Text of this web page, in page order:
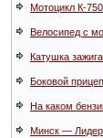
Мотоцикл К-750
Велосипед с
Катушка
Боковой
На каком
Минск — Лидер.